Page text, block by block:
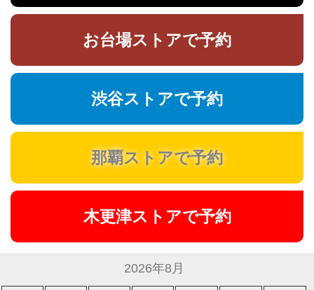
お台場ストアで予約
渋谷ストアで予約
那覇ストアで予約
木更津ストアで予約
2026年8月